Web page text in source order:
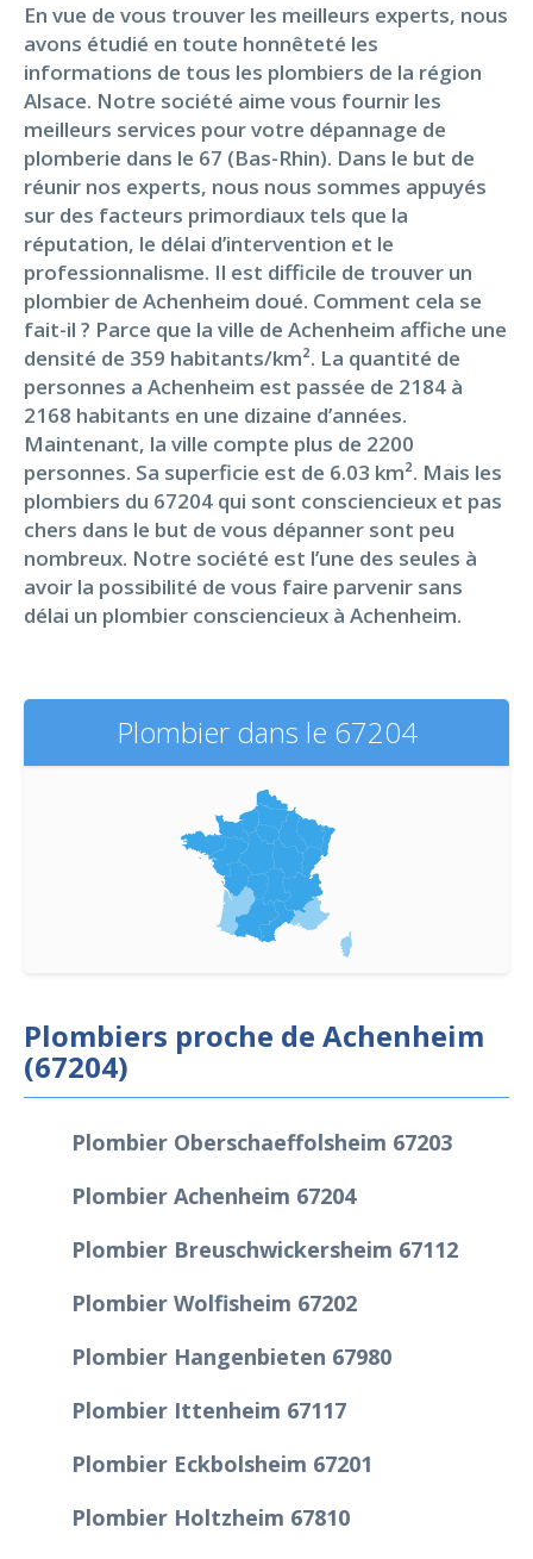
En vue de vous trouver les meilleurs experts, nous
avons étudié en toute honnêteté les
informations de tous les plombiers de la région
Alsace. Notre société aime vous fournir les
meilleurs services pour votre dépannage de
plomberie dans le 67 (Bas-Rhin). Dans le but de
réunir nos experts, nous nous sommes appuyés
sur des facteurs primordiaux tels que la
réputation, le délai d’intervention et le
professionnalisme. Il est difficile de trouver un
plombier de Achenheim doué. Comment cela se
fait-il ? Parce que la ville de Achenheim affiche une
densité de 359 habitants/km². La quantité de
personnes a Achenheim est passée de 2184 à
2168 habitants en une dizaine d’années.
Maintenant, la ville compte plus de 2200
personnes. Sa superficie est de 6.03 km². Mais les
plombiers du 67204 qui sont consciencieux et pas
chers dans le but de vous dépanner sont peu
nombreux. Notre société est l’une des seules à
avoir la possibilité de vous faire parvenir sans
délai un plombier consciencieux à Achenheim.
Plombier dans le 67204
Plombiers proche de Achenheim
(67204)
Plombier Oberschaeffolsheim 67203
Plombier Achenheim 67204
Plombier Breuschwickersheim 67112
Plombier Wolfisheim 67202
Plombier Hangenbieten 67980
Plombier Ittenheim 67117
Plombier Eckbolsheim 67201
Plombier Holtzheim 67810